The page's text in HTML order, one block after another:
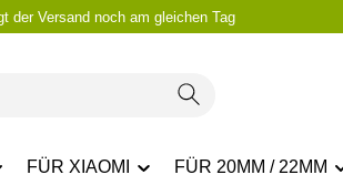
der Versand noch am gleichen Tag
FÜR XIAOMI FÜR 20MM / 22MM